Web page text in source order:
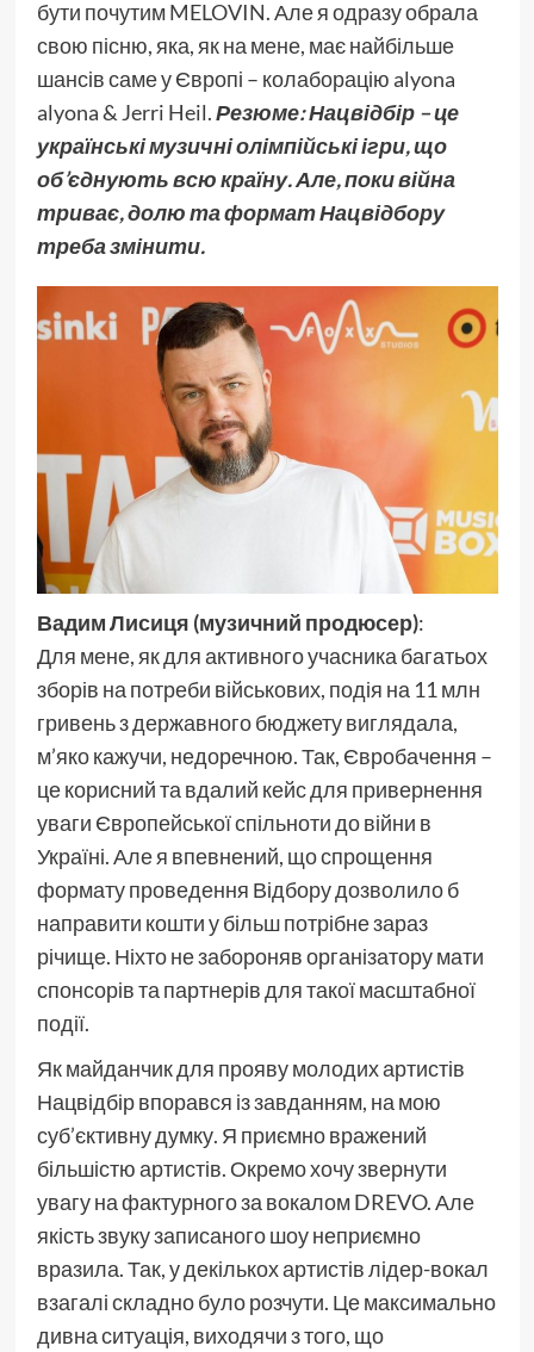
бути почутим MELOVIN. Але я одразу обрала
свою пісню, яка, як на мене, має найбільше
шансів саме у Європі – колаборацію alyona
alyona & Jerri Heil.Резюме: Нацвідбір – це
українські музичні олімпійські ігри, що
об’єднують всю країну. Але, поки війна
триває, долю та формат Нацвідбору
треба змінити.
Вадим Лисиця (музичний продюсер):
Для мене, як для активного учасника багатьох
зборів на потреби військових, подія на 11 млн
гривень з державного бюджету виглядала,
м’яко кажучи, недоречною. Так, Євробачення –
це корисний та вдалий кейс для привернення
уваги Європейської спільноти до війни в
Україні. Але я впевнений, що спрощення
формату проведення Відбору дозволило б
направити кошти у більш потрібне зараз
річище. Ніхто не забороняв організатору мати
спонсорів та партнерів для такої масштабної
події.
Як майданчик для прояву молодих артистів
Нацвідбір впорався із завданням, на мою
суб’єктивну думку. Я приємно вражений
більшістю артистів. Окремо хочу звернути
увагу на фактурного за вокалом DREVO. Але
якість звуку записаного шоу неприємно
вразила. Так, у декількох артистів лідер-вокал
взагалі складно було розчути. Це максимально
дивна ситуація, виходячи з того, що